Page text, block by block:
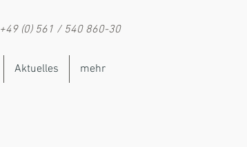
+49 (0) 561 / 540 860-30
Aktuelles mehr